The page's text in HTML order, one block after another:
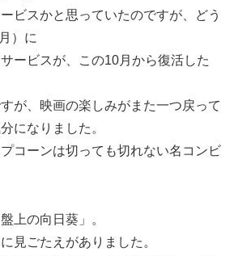
ビスかと思っていたのですが、どう
）に
ービスが、この10月から復活した
が、映画の楽しみがまた一つ戻って
になりました。
コーンは切っても切れない名コンビ
上の向日葵」。
見ごたえがありました。